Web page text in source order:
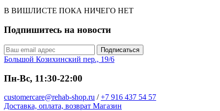
В ВИШЛИСТЕ ПОКА НИЧЕГО НЕТ
Подпишитесь на новости
Подписаться
Большой Козихинский пер., 19/6
Пн-Вс, 11:30-22:00
customercare@rehab-shop.ru / +7 916 437 54 57
Доставка, оплата, возврат Магазин